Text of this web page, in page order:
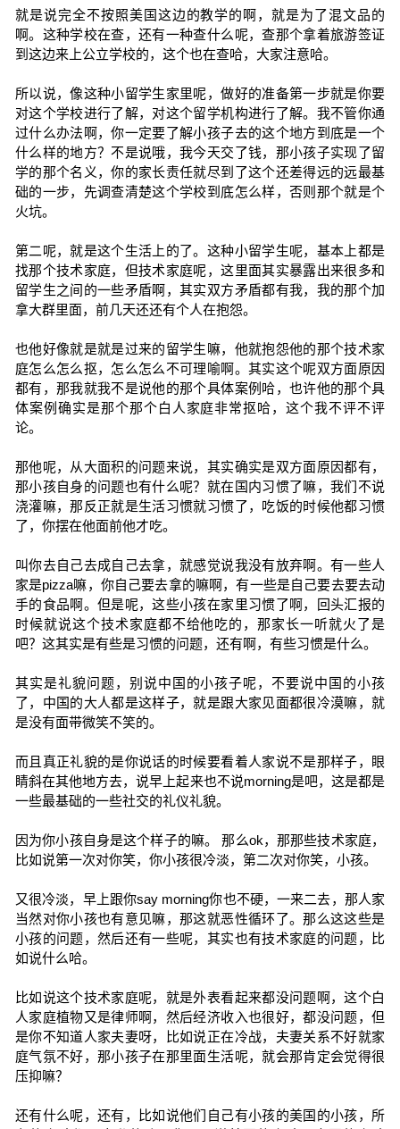
就是说完全不按照美国这边的教学的啊，就是为了混文品的
啊。这种学校在查，还有一种查什么呢，查那个拿着旅游签证
到这边来上公立学校的，这个也在查哈，大家注意哈。
所以说，像这种小留学生家里呢，做好的准备第一步就是你要
对这个学校进行了解，对这个留学机构进行了解。我不管你通
过什么办法啊，你一定要了解小孩子去的这个地方到底是一个
什么样的地方？不是说哦，我今天交了钱，那小孩子实现了留
学的那个名义，你的家长责任就尽到了这个还差得远的远最基
础的一步，先调查清楚这个学校到底怎么样，否则那个就是个
火坑。
第二呢，就是这个生活上的了。这种小留学生呢，基本上都是
找那个技术家庭，但技术家庭呢，这里面其实暴露出来很多和
留学生之间的一些矛盾啊，其实双方矛盾都有我，我的那个加
拿大群里面，前几天还还有个人在抱怨。
也他好像就是就是过来的留学生嘛，他就抱怨他的那个技术家
庭怎么怎么抠，怎么怎么不可理喻啊。其实这个呢双方面原因
都有，那我就我不是说他的那个具体案例哈，也许他的那个具
体案例确实是那个那个白人家庭非常抠哈，这个我不评不评
论。
那他呢，从大面积的问题来说，其实确实是双方面原因都有，
那小孩自身的问题也有什么呢？就在国内习惯了嘛，我们不说
浇灌嘛，那反正就是生活习惯就习惯了，吃饭的时候他都习惯
了，你摆在他面前他才吃。
叫你去自己去成自己去拿，就感觉说我没有放弃啊。有一些人
家是pizza嘛，你自己要去拿的嘛啊，有一些是自己要去要去动
手的食品啊。但是呢，这些小孩在家里习惯了啊，回头汇报的
时候就说这个技术家庭都不给他吃的，那家长一听就火了是
吧？这其实是有些是习惯的问题，还有啊，有些习惯是什么。
其实是礼貌问题，别说中国的小孩子呢，不要说中国的小孩
了，中国的大人都是这样子，就是跟大家见面都很冷漠嘛，就
是没有面带微笑不笑的。
而且真正礼貌的是你说话的时候要看着人家说不是那样子，眼
睛斜在其他地方去，说早上起来也不说morning是吧，这是都是
一些最基础的一些社交的礼仪礼貌。
因为你小孩自身是这个样子的嘛。 那么ok，那那些技术家庭，
比如说第一次对你笑，你小孩很冷淡，第二次对你笑，小孩。
又很冷淡，早上跟你say morning你也不硬，一来二去，那人家
当然对你小孩也有意见嘛，那这就恶性循环了。那么这这些是
小孩的问题，然后还有一些呢，其实也有技术家庭的问题，比
如说什么哈。
比如说这个技术家庭呢，就是外表看起来都没问题啊，这个白
人家庭植物又是律师啊，然后经济收入也很好，都没问题，但
是你不知道人家夫妻呀，比如说正在冷战，夫妻关系不好就家
庭气氛不好，那小孩子在那里面生活呢，就会那肯定会觉得很
压抑嘛？
还有什么呢，还有，比如说他们自己有小孩的美国的小孩，所